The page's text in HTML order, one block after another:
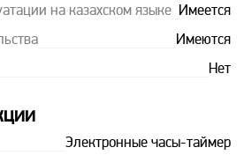
на казахском языке Имеется
Имеются
Нет
Электронные часы-таймер